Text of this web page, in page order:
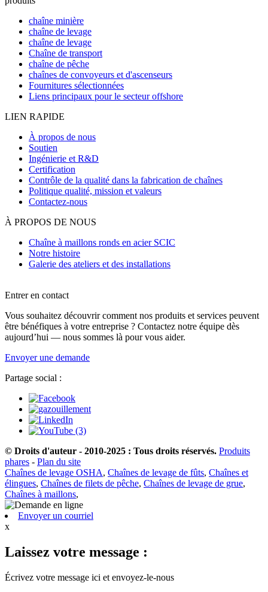
chaîne minière
chaîne de levage
chaîne de levage
Chaîne de transport
chaîne de pêche
chaînes de convoyeurs et d'ascenseurs
Fournitures sélectionnées
Liens principaux pour le secteur offshore
LIEN RAPIDE
À propos de nous
Soutien
Ingénierie et R&D
Certification
Contrôle de la qualité dans la fabrication de chaînes
Politique qualité, mission et valeurs
Contactez-nous
À PROPOS DE NOUS
Chaîne à maillons ronds en acier SCIC
Notre histoire
Galerie des ateliers et des installations
Entrer en contact
Vous souhaitez découvrir comment nos produits et services peuvent
être bénéfiques à votre entreprise ? Contactez notre équipe dès
aujourd’hui — nous sommes là pour vous aider.
Envoyer une demande
Partage social :
© Droits d'auteur - 2010-2025 : Tous droits réservés. Produits
phares - Plan du site
Chaînes de levage OSHA, Chaînes de levage de fûts, Chaînes et
élingues, Chaînes de filets de pêche, Chaînes de levage de grue,
Chaînes à maillons,
Envoyer un courriel
x
Laissez votre message :
Écrivez votre message ici et envoyez-le-nous